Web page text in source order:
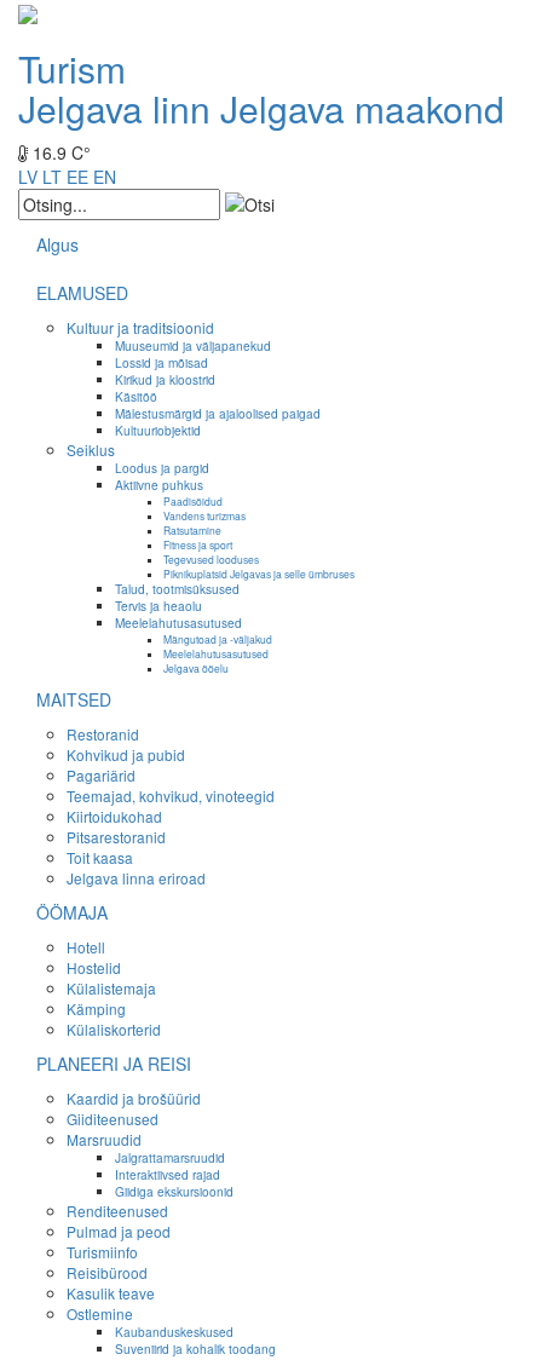
Turism
Jelgava linn Jelgava maakond
16.9 C°
LV LT EE EN
Algus
ELAMUSED
Kultuur ja traditsioonid
Muuseumid ja väljapanekud
Lossid ja mõisad
Kirikud ja kloostrid
Käsitöö
Mälestusmärgid ja ajaloolised paigad
Kultuuriobjektid
Seiklus
Loodus ja pargid
Aktiivne puhkus
Paadisõidud
Vandens turizmas
Ratsutamine
Fitness ja sport
Tegevused looduses
Piknikuplatsid Jelgavas ja selle ümbruses
Talud, tootmisüksused
Tervis ja heaolu
Meelelahutusasutused
Mängutoad ja -väljakud
Meelelahutusasutused
Jelgava ööelu
MAITSED
Restoranid
Kohvikud ja pubid
Pagariärid
Teemajad, kohvikud, vinoteegid
Kiirtoidukohad
Pitsarestoranid
Toit kaasa
Jelgava linna eriroad
ÖÖMAJA
Hotell
Hostelid
Külalistemaja
Kämping
Külaliskorterid
PLANEERI JA REISI
Kaardid ja brošüürid
Giiditeenused
Marsruudid
Jalgrattamarsruudid
Interaktiivsed rajad
Giidiga ekskursioonid
Renditeenused
Pulmad ja peod
Turismiinfo
Reisibürood
Kasulik teave
Ostlemine
Kaubanduskeskused
Suveniirid ja kohalik toodang